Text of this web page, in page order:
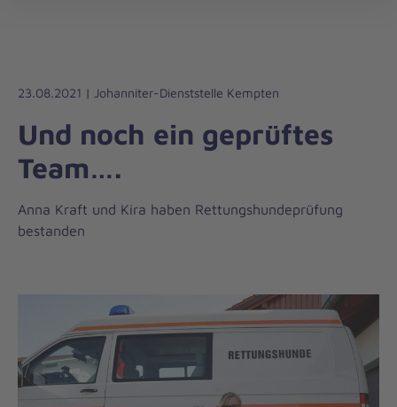
Liebe
Leben
23.08.2021 | Johanniter-Dienststelle Kempten
Und noch ein geprüftes
Team….
Anna Kraft und Kira haben Rettungshundeprüfung
bestanden